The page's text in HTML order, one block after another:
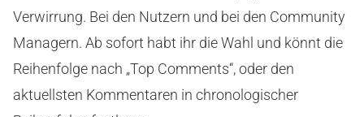
Verwirrung. Bei den Nutzern und bei den Community
Managern. Ab sofort habt ihr die Wahl und könnt die
Reihenfolge nach „Top Comments“, oder den
aktuellsten Kommentaren in chronologischer